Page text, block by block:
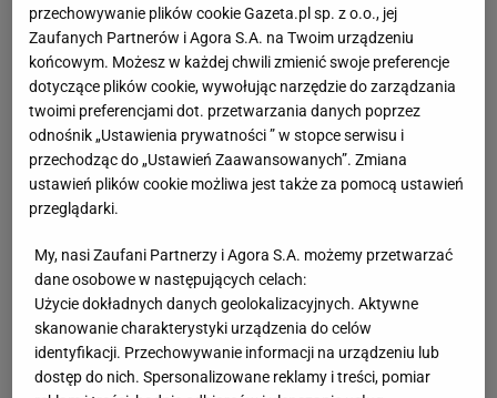
przechowywanie plików cookie Gazeta.pl sp. z o.o., jej
Zaufanych Partnerów i Agora S.A. na Twoim urządzeniu
końcowym. Możesz w każdej chwili zmienić swoje preferencje
dotyczące plików cookie, wywołując narzędzie do zarządzania
twoimi preferencjami dot. przetwarzania danych poprzez
odnośnik „Ustawienia prywatności ” w stopce serwisu i
przechodząc do „Ustawień Zaawansowanych”. Zmiana
ustawień plików cookie możliwa jest także za pomocą ustawień
przeglądarki.
My, nasi Zaufani Partnerzy i Agora S.A. możemy przetwarzać
dane osobowe w następujących celach:
Użycie dokładnych danych geolokalizacyjnych. Aktywne
skanowanie charakterystyki urządzenia do celów
identyfikacji. Przechowywanie informacji na urządzeniu lub
dostęp do nich. Spersonalizowane reklamy i treści, pomiar